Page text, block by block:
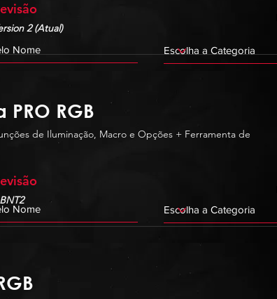
2 (Atual)
RGB
de Iluminação, Macro e Opções + Ferramenta de